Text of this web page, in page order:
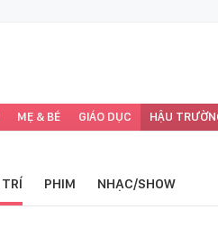
MẸ & BÉ GIÁO DỤC HẬU
PHIM NHẠC/SHOW